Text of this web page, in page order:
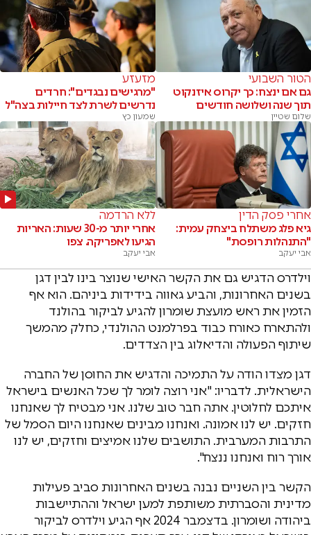
הטור השבועי
גם אם ינצח: כך יקרוס איזנקוט
תוך שנה ושלושה חודשים
שלום שטיין
מזעזע
"מרגישים נבגדים": חרדים
נדרשים לשרת לצד חיילות בצה"ל
שמעון כץ
אחרי פסק הדין
גיא פלג משתלח ביצחק עמית:
"התנהלות רופסת"
אבי יעקב
ללא הרדמה
אחרי יותר מ-30 שעות: האריות
הגיעו לאפריקה. צפו
אבי יעקב
וילדרס הדגיש גם את הקשר האישי שנוצר בינו לבין דגן
בשנים האחרונות, והביע גאווה בידידות ביניהם. הוא אף
הזמין את ראש מועצת שומרון להגיע לביקור בהולנד
ולהתארח כאורח כבוד בפרלמנט ההולנדי, כחלק מהמשך
שיתוף הפעולה והדיאלוג בין הצדדים.
דגן מצדו הודה על התמיכה והדגיש את החוסן של החברה
הישראלית. לדבריו: "אני רוצה לומר לך שכל האנשים בישראל
איתכם לחלוטין. אתה חבר טוב שלנו. אני מבטיח לך שאנחנו
חזקים. יש לנו אמונה. ואנחנו מבינים שאנחנו היום הסמל של
התרבות המערבית. התושבים שלנו אמיצים וחזקים, יש לנו
אורך רוח ואנחנו ננצח".
הקשר בין השניים נבנה בשנים האחרונות סביב פעילות
מדינית והסברתית משותפת למען ישראל וההתיישבות
ביהודה ושומרון. בדצמבר 2024 אף הגיע וילדרס לביקור